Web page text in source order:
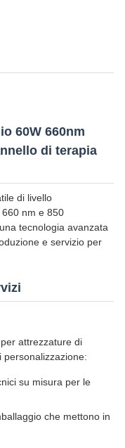
60W 660nm
di terapia
di livello
nm e 850
tecnologia avanzata
e servizio per
attrezzature di
personalizzazione:
su misura per le
che mettono in